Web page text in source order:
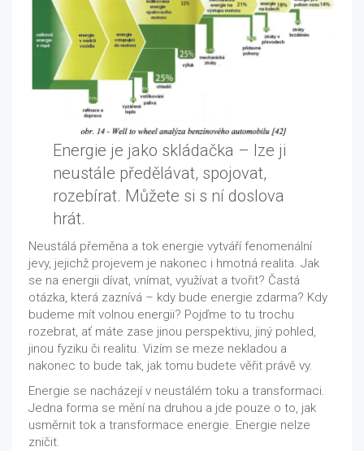
Energie je jako skládačka – lze ji
neustále předělávat, spojovat,
rozebírat. Můžete si s ní doslova
hrát.
Neustálá přeměna a tok energie vytváří fenomenální
jevy, jejichž projevem je nakonec i hmotná realita. Jak
se na energii dívat, vnímat, využívat a tvořit? Častá
otázka, která zaznívá – kdy bude energie zdarma? Kdy
budeme mít volnou energii? Pojďme to tu trochu
rozebrat, ať máte zase jinou perspektivu, jiný pohled,
jinou fyziku či realitu. Vizím se meze nekladou a
nakonec to bude tak, jak tomu budete věřit právě vy.
Energie se nacházejí v neustálém toku a transformaci.
Jedna forma se mění na druhou a jde pouze o to, jak
usměrnit tok a transformace energie. Energie nelze
zničit.